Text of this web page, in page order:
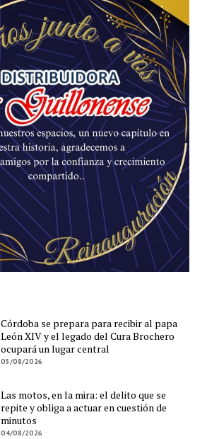
Córdoba se prepara para recibir al papa
León XIV y el legado del Cura Brochero
ocupará un lugar central
05/08/2026
Las motos, en la mira: el delito que se
repite y obliga a actuar en cuestión de
minutos
04/08/2026